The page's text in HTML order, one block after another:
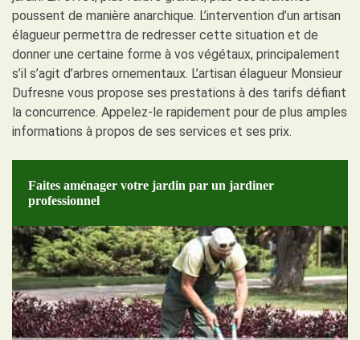
poussent de manière anarchique. L’intervention d’un artisan
élagueur permettra de redresser cette situation et de
donner une certaine forme à vos végétaux, principalement
s’il s’agit d’arbres ornementaux. L’artisan élagueur Monsieur
Dufresne vous propose ses prestations à des tarifs défiant
la concurrence. Appelez-le rapidement pour de plus amples
informations à propos de ses services et ses prix.
Faites aménager votre jardin par un jardiner
professionnel